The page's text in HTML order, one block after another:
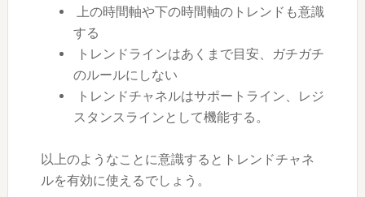
上の時間軸や下の時間軸のトレンドも意識
する
トレンドラインはあくまで目安、ガチガチ
のルールにしない
トレンドチャネルはサポートライン、レジ
スタンスラインとして機能する。
以上のようなことに意識するとトレンドチャネ
ルを有効に使えるでしょう。